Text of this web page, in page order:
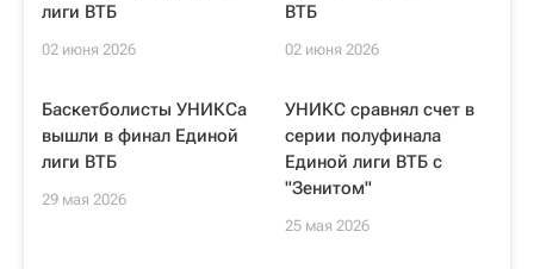
лиги ВТБ
02 июня 2026
ВТБ
02 июня 2026
Баскетболисты УНИКСа
вышли в финал Единой
лиги ВТБ
29 мая 2026
УНИКС сравнял счет в
серии полуфинала
Единой лиги ВТБ с
"Зенитом"
25 мая 2026